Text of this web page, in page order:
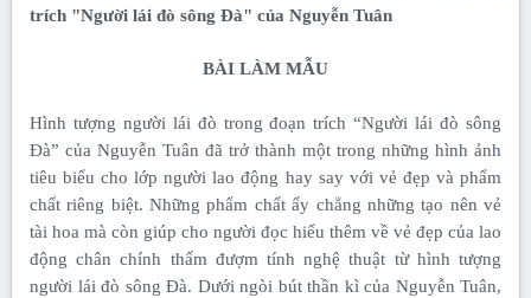
trích "Người lái đò sông Đà" của Nguyễn Tuân
BÀI LÀM MẪU
Hình tượng người lái đò trong đoạn trích “Người lái đò sông
Đà” của Nguyễn Tuân đã trở thành một trong những hình ảnh
tiêu biểu cho lớp người lao động hay say với vẻ đẹp và phẩm
chất riêng biệt. Những phẩm chất ấy chẳng những tạo nên vẻ
tài hoa mà còn giúp cho người đọc hiểu thêm về vẻ đẹp của lao
động chân chính thấm đượm tính nghệ thuật từ hình tượng
người lái đò sông Đà. Dưới ngòi bút thần kì của Nguyễn Tuân,